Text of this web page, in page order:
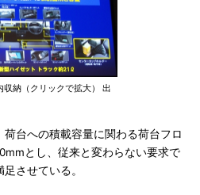
納（クリックで拡大） 出
台への積載容量に関わる荷台フロ
とし、従来と変わらない要求で
させている。